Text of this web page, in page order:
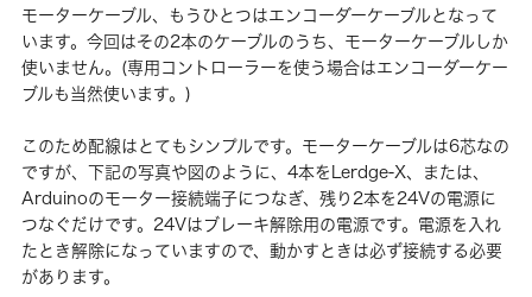
モーターケーブル、もうひとつはエンコーダーケーブルとなって
います。今回はその2本のケーブルのうち、モーターケーブルしか
使いません。(専用コントローラーを使う場合はエンコーダーケー
ブルも当然使います。)
このため配線はとてもシンプルです。モーターケーブルは6芯なの
ですが、下記の写真や図のように、4本をLerdge-X、または、
Arduinoのモーター接続端子につなぎ、残り2本を24Vの電源に
つなぐだけです。24Vはブレーキ解除用の電源です。電源を入れ
たとき解除になっていますので、動かすときは必ず接続する必要
があります。